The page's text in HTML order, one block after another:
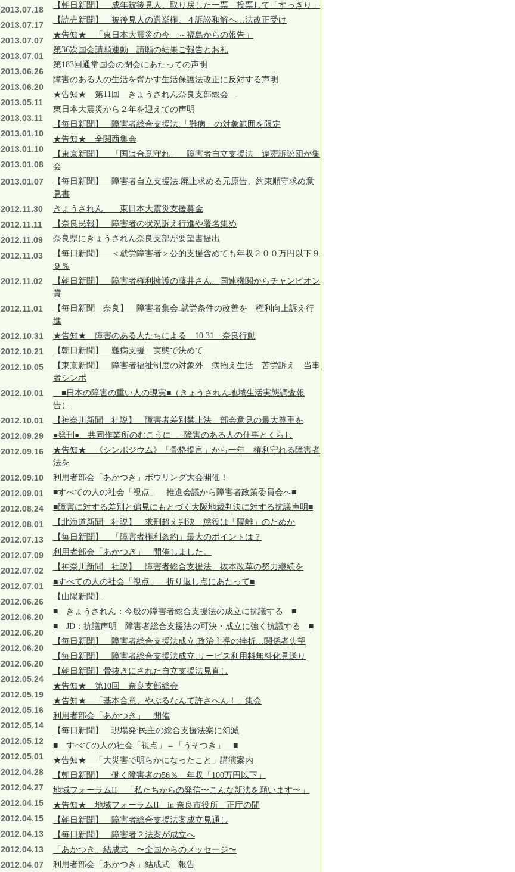
2013.07.18 【朝日新聞】 成年被後見人、取り戻した一票 投票して「すっきり」
2013.07.17
【読売新聞】 被後見人の選挙権、４訴訟和解へ…法改正受け
2013.07.07
★告知★ 「東日本大震災の今 ～福島からの報告」
2013.07.01
第36次国会請願運動 請願の結果ご報告とお礼
2013.06.26
第183回通常国会の閉会にあたっての声明
2013.06.20
障害のある人の生活を脅かす生活保護法改正に反対する声明
2013.05.11
★告知★ 第11回 きょうされん奈良支部総会
2013.03.11
東日本大震災から２年を迎えての声明
2013.01.10
【毎日新聞】 障害者総合支援法:「難病」の対象範囲を限定
2013.01.10
★告知★ 全関西集会
2013.01.08
【東京新聞】 「国は合意守れ」 障害者自立支援法 違憲訴訟団が集
会
2013.01.07
【毎日新聞】 障害者自立支援法:廃止求める元原告、約束順守求め意
見書
2012.11.30 きょうされん 東日本大震災支援募金
2012.11.11 【奈良民報】 障害者の状況訴え行進や署名集め
2012.11.09 奈良県にきょうされん奈良支部が要望書提出
2012.11.03
【毎日新聞】 ＜就労障害者＞公的支援含めても年収２００万円以下９
９％
2012.11.02
【朝日新聞】 障害者権利擁護の藤井さん、国連機関からチャンピオン
賞
2012.11.01
【毎日新聞 奈良】 障害者集会:就労条件の改善を 権利向上訴え行
進
2012.10.31 ★告知★ 障害のある人たちによる 10.31 奈良行動
2012.10.21 【朝日新聞】 難病支援 実態で決めて
2012.10.05
【東京新聞】 障害者福祉制度の対象外 病抱え生活 苦労訴え 当事
者シンポ
2012.10.01
■日本の障害の重い人の現実■（きょうされん地域生活実態調査報
告）
2012.10.01 【神奈川新聞 社説】 障害者差別禁止法 部会意見の最大尊重を
2012.09.29 ●発刊● 共同作業所のむこうに −障害のある人の仕事とくらし
2012.09.16
★告知★ 《シンポジウム》「骨格提言」から一年 権利守れる障害者
法を
2012.09.10 利用者部会「あかつき」ボウリング大会開催！
2012.09.01 ■すべての人の社会「視点」 推進会議から障害者政策委員会へ■
2012.08.24 ■障害に対する差別と偏見にもとづく大阪地裁判決に対する抗議声明■
2012.08.01 【北海道新聞 社説】 求刑超え判決 懲役は「隔離」のためか
2012.07.13 【毎日新聞】 「障害者権利条約」最大のポイントは？
2012.07.09 利用者部会「あかつき」 開催しました。
2012.07.02 【神奈川新聞 社説】 障害者総合支援法 抜本改革の努力継続を
2012.07.01 ■すべての人の社会「視点」 折り返し点にあたって■
2012.06.26
【山陽新聞】
2012.06.20
■ きょうされん：今般の障害者総合支援法の成立に抗議する ■
2012.06.20
■ JD：抗議声明 障害者総合支援法の可決・成立に強く抗議する ■
2012.06.20
【毎日新聞】 障害者総合支援法成立:政治主導の挫折…関係者失望
2012.06.20
【毎日新聞】 障害者総合支援法成立:サービス利用料無料化見送り
2012.05.24
【朝日新聞】骨抜きにされた自立支援法見直し
2012.05.19
★告知★ 第10回 奈良支部総会
2012.05.16
★告知★ 「基本合意、やぶるなんて許さへん！」集会
2012.05.14
利用者部会「あかつき」 開催
2012.05.12
【毎日新聞】 現場発:民主の総合支援法案に幻滅
2012.05.01
■ すべての人の社会「視点」＝「うそつき」 ■
2012.04.28
★告知★ 「大災害で明らかになったこと」講演案内
2012.04.27
【朝日新聞】 働く障害者の56％ 年収「100万円以下」
2012.04.15
地域フォーラムII 「私たちからの発信〜こんな新法を願います〜」
2012.04.15
★告知★ 地域フォーラムII in 奈良市役所 正庁の間
2012.04.13
【朝日新聞】 障害者総合支援法案成立見通し
2012.04.13
【毎日新聞】 障害者２法案が成立へ
2012.04.07
「あかつき」結成式 〜全国からのメッセージ〜
利用者部会「あかつき」結成式 報告